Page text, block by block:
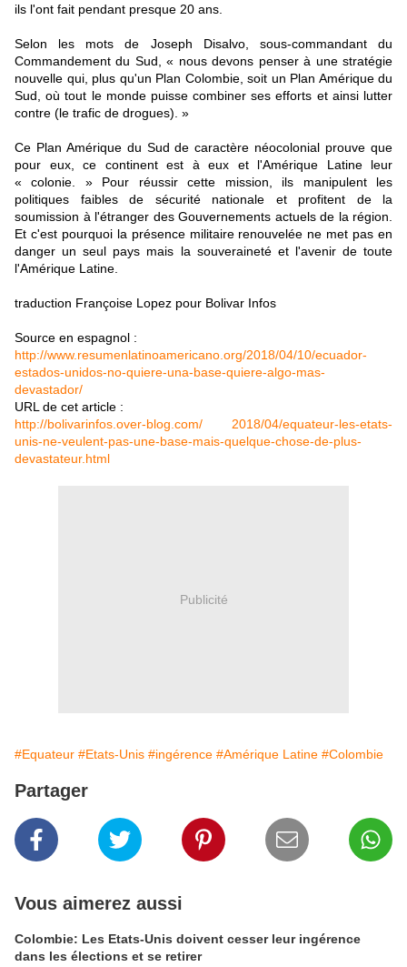
ils l'ont fait pendant presque 20 ans.
Selon les mots de Joseph Disalvo, sous-commandant du
Commandement du Sud, « nous devons penser à une stratégie
nouvelle qui, plus qu'un Plan Colombie, soit un Plan Amérique du
Sud, où tout le monde puisse combiner ses efforts et ainsi lutter
contre (le trafic de drogues). »
Ce Plan Amérique du Sud de caractère néocolonial prouve que
pour eux, ce continent est à eux et l'Amérique Latine leur
« colonie. » Pour réussir cette mission, ils manipulent les
politiques faibles de sécurité nationale et profitent de la
soumission à l'étranger des Gouvernements actuels de la région.
Et c'est pourquoi la présence militaire renouvelée ne met pas en
danger un seul pays mais la souveraineté et l'avenir de toute
l'Amérique Latine.
traduction Françoise Lopez pour Bolivar Infos
Source en espagnol :
http://www.resumenlatinoamericano.org/2018/04/10/ecuador-
estados-unidos-no-quiere-una-base-quiere-algo-mas-
devastador/
URL de cet article :
http://bolivarinfos.over-blog.com/ 2018/04/equateur-les-etats-
unis-ne-veulent-pas-une-base-mais-quelque-chose-de-plus-
devastateur.html
Publicité
#Equateur #Etats-Unis #ingérence #Amérique Latine #Colombie
Partager
Vous aimerez aussi
Colombie: Les Etats-Unis doivent cesser leur ingérence
dans les élections et se retirer